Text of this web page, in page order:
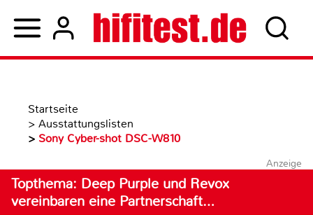
Startseite
> Ausstattungslisten
> Sony Cyber-shot DSC-W810
Anzeige
Topthema: Deep Purple und Revox
vereinbaren eine Partnerschaft…